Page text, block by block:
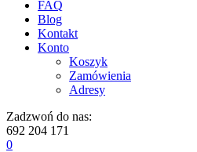
FAQ
Blog
Kontakt
Konto
Koszyk
Zamówienia
Adresy
Zadzwoń do nas:
692 204 171
0